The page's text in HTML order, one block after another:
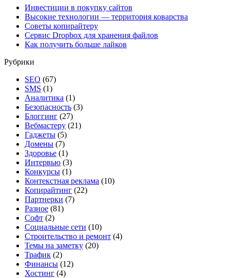
Инвестиции в покупку сайтов
Высокие технологии — территория коварства
Советы копирайтеру
Сервис Dropbox для хранения файлов
Как получить больше лайков
Рубрики
SEO (67)
SMS (1)
Аналитика (1)
Безопасность (3)
Блоггинг (27)
Вебмастеру (21)
Гаджеты (5)
Домены (7)
Здоровье (1)
Интервью (3)
Конкурсы (1)
Контекстная реклама (10)
Копирайтинг (22)
Партнерки (7)
Разное (81)
Софт (2)
Социальные сети (10)
Строительство и ремонт (4)
Темы на заметку (20)
Трафик (2)
Финансы (12)
Хостинг (4)